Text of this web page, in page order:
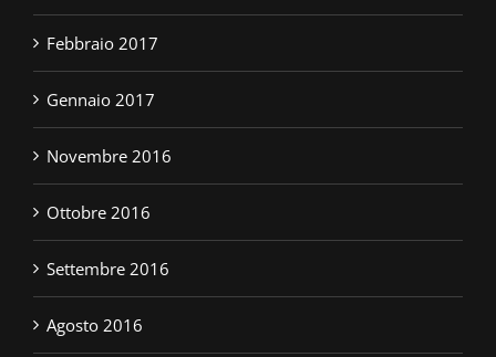
Febbraio 2017
Gennaio 2017
Novembre 2016
Ottobre 2016
Settembre 2016
Agosto 2016